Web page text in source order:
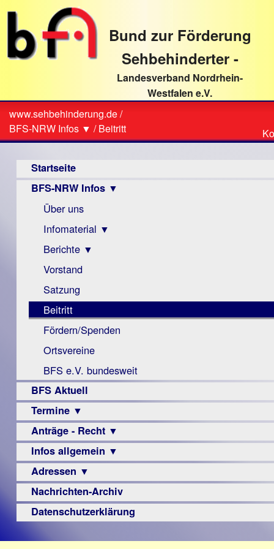
direkt
Textinhalt
Bund zur Förderung
Sehbehinderter -
Landesverband Nordrhein-
Westfalen e.V.
Sie
sind
hier
www.sehbehinderung.de/
BFS-NRW Infos ▼ /Beitritt
Startseite
BFS-NRW Infos ▼
Über uns
Infomaterial ▼
Visus
Zeitschrift
Monokular
Mac
Instagram-
Links
Berichte ▼
Archiv
Berichte
Vorstand
Satzung
Beitritt
Fördern/Spenden
Ortsvereine
BFS e.V. bundesweit
BFS Aktuell
Termine ▼
Veranstaltungsprogramme
Anträge - Recht ▼
Archiv
Urteile
Infos allgemein ▼
Sehbehinderung
Frühförderung
Schule
–
Adressen ▼
Augenoptiker
Berufsbildungswerke
Nachrichten-Archiv
Datenschutzerklärung